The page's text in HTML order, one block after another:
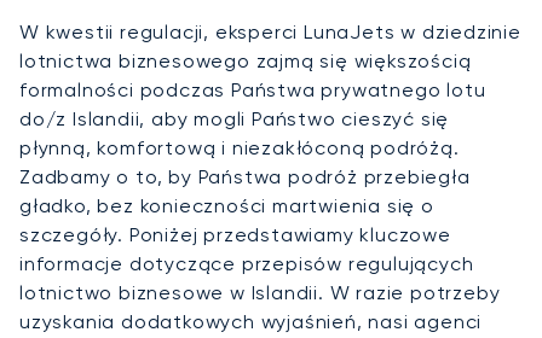
W kwestii regulacji, eksperci LunaJets w dziedzinie
lotnictwa biznesowego zajmą się większością
formalności podczas Państwa prywatnego lotu
do/z Islandii, aby mogli Państwo cieszyć się
płynną, komfortową i niezakłóconą podróżą.
Zadbamy o to, by Państwa podróż przebiegła
gładko, bez konieczności martwienia się o
szczegóły. Poniżej przedstawiamy kluczowe
informacje dotyczące przepisów regulujących
lotnictwo biznesowe w Islandii. W razie potrzeby
uzyskania dodatkowych wyjaśnień, nasi agenci